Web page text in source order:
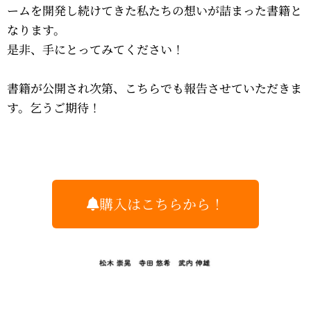
ームを開発し続けてきた私たちの想いが詰まった書籍と
なります。
是非、手にとってみてください！
書籍が公開され次第、こちらでも報告させていただきま
す。乞うご期待！
購入はこちらから！